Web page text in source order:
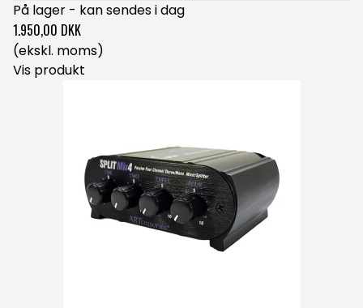
På lager - kan sendes i dag
1.950,00 DKK
(ekskl. moms)
Vis produkt